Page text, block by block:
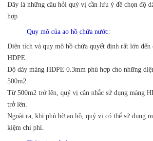
Đây là những câu hỏi quý vị cần lưu ý đề chọn độ
hợp
Quy mô của ao hồ chứa nước:
Diện tích và quy mô hồ chứa quyết định rất lớn đến
HDPE.
Độ dày màng HDPE 0.3mm phù hợp cho những
500m2.
Từ 500m2 trở lên, quý vị cân nhắc sử dụng màng
trở lên.
Ngoài ra, khi phủ bờ ao hồ, quý vị có thể sử dụng
kiệm chi phí.